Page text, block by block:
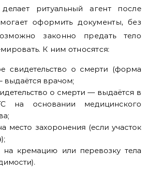
ритуальный агент после
оформить документы, без
законно предать тело
К ним относятся:
свидетельство о смерти (форма
врачом;
о смерти — выдаётся в
на основании медицинского
место захоронения (если участок
на кремацию или перевозку тела